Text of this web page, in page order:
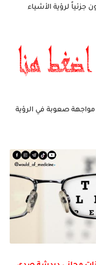
جزئياً لرؤية الأشياء
صعوبة في الرؤية